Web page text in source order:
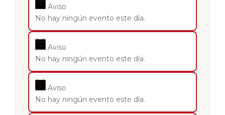
Aviso
No hay ningún evento este día.
Aviso
No hay ningún evento este día.
Aviso
No hay ningún evento este día.